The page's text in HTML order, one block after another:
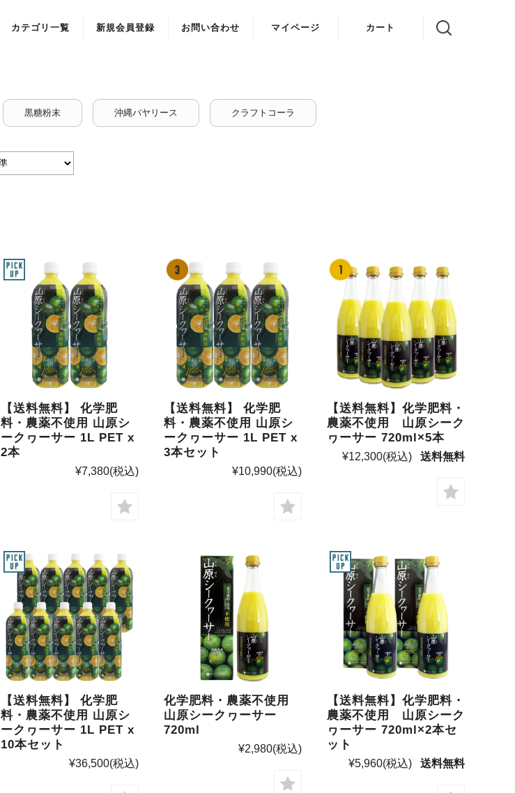
カテゴリ一覧 新規会員登録 お問い合わせ マイページ カート
黒糖粉末 沖縄バヤリース クラフトコーラ
【送料無料】 化学肥
料・農薬不使用 山原シ
ークヮーサー 1L PET x
2本
¥7,380(税込)
【送料無料】 化学肥
料・農薬不使用 山原シ
ークヮーサー 1L PET x
3本セット
¥10,990(税込)
【送料無料】化学肥料・
農薬不使用 山原シーク
ヮーサー 720ml×5本
¥12,300(税込) 送料無料
【送料無料】 化学肥
料・農薬不使用 山原シ
ークヮーサー 1L PET x
10本セット
¥36,500(税込)
化学肥料・農薬不使用
山原シークヮーサー
720ml
¥2,980(税込)
【送料無料】化学肥料・
農薬不使用 山原シーク
ヮーサー 720ml×2本セ
ット
¥5,960(税込) 送料無料